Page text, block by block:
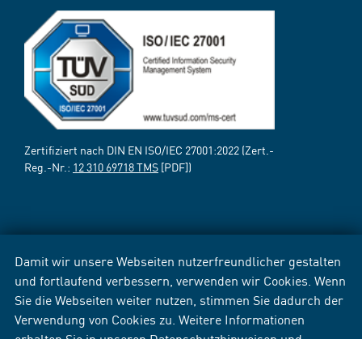
Damit wir unsere Webseiten nutzerfreundlicher gestalten
und fortlaufend verbessern, verwenden wir Cookies. Wenn
Sie die Webseiten weiter nutzen, stimmen Sie dadurch der
Verwendung von Cookies zu. Weitere Informationen
Zertifiziert nach DIN EN ISO/IEC 27001:2022 (Zert.-
Reg.-Nr.: 12 310 69718 TMS [PDF])